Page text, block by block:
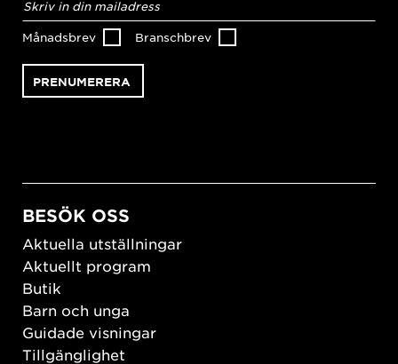
postadress*
Månadsbrev Branschbrev
BESÖK OSS
Aktuella utställningar
Aktuellt program
Butik
Barn och unga
Guidade visningar
Tillgänglighet